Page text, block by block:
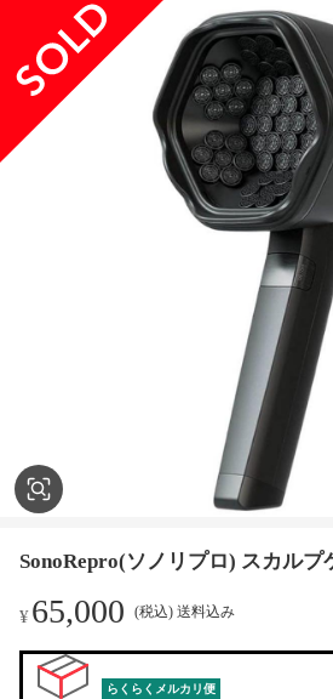
SonoRepro(ソノリプロ) スカルプ
¥65,000 (税込) 送料込み
らくらくメルカリ便